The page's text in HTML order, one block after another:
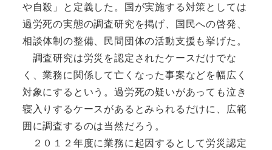
や自殺」と定義した。国が実施する対策としては
過労死の実態の調査研究を掲げ、国民への啓発、
相談体制の整備、民間団体の活動支援も挙げた。
調査研究は労災を認定されたケースだけでな
く、業務に関係して亡くなった事案などを幅広く
対象にするという。過労死の疑いがあっても泣き
寝入りするケースがあるとみられるだけに、広範
囲に調査するのは当然だろう。
２０１２年度に業務に起因するとして労災認定